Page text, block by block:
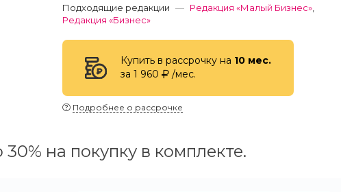
Подходящие редакции — Редакция «Малый Бизнес»
Редакция «Бизнес»
Купить в рассрочку на 10 мес.
за 1 960
/мес.
Подробнее о рассрочке
на покупку в комплекте.